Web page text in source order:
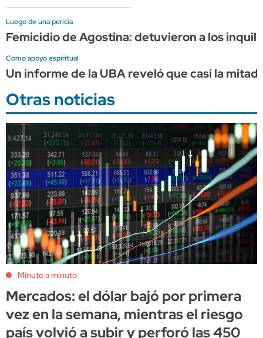
Luego de una pericia
Femicidio de Agostina: detuvieron a los
Como apoyo espiritual
Un informe de la UBA reveló que casi la
Otras noticias
Minuto a minuto
Mercados: el dólar bajó por primera
vez en la semana, mientras el riesgo
país volvió a subir y perforó las 450